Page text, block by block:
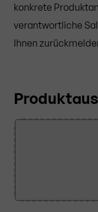
konkrete
verantwortliche
Ihnen